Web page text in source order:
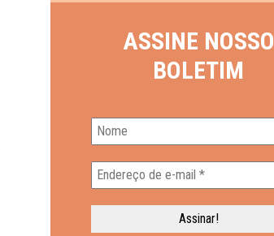
ASSINE NOSSO
BOLETIM